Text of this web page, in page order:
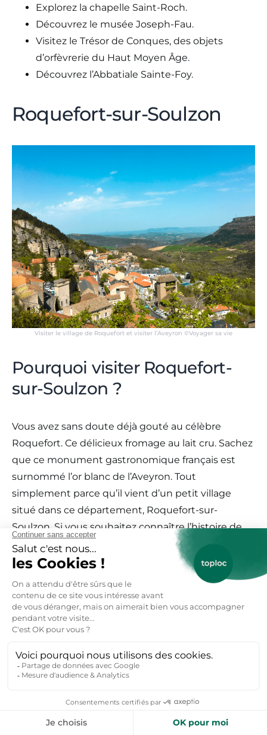
Explorez la chapelle Saint-Roch.
Découvrez le musée Joseph-Fau.
Visitez le Trésor de Conques, des objets
d’orfèvrerie du Haut Moyen Âge.
Découvrez l’Abbatiale Sainte-Foy.
Roquefort-sur-Soulzon
Visiter le village de Roquefort et visiter l’Aveyron ©Voyager sa vie
Pourquoi visiter Roquefort-
sur-Soulzon ?
Vous avez sans doute déjà gouté au célèbre
Roquefort. Ce délicieux fromage au lait cru. Sachez
que ce monument gastronomique français est
surnommé l’or blanc de l’Aveyron. Tout
simplement parce qu’il vient d’un petit village
situé dans ce département, Roquefort-sur-
Soulzon. Si vous souhaitez connaître l’histoire de
ce fromage particulier au lait cru il faut visiter
l’Aveyron et les caves de Roquefort. En plus des
dégustations de fromage qui raviront surtout les
plus gourmands, le village de Roquefort-sur-
Soulzon cache également d’autres surprises à
découvrir. Notamment des paysages pittoresques
randonnée pour visiter l’Aveyron.
Où réserver une location
Roquefort sur Soulzon ?